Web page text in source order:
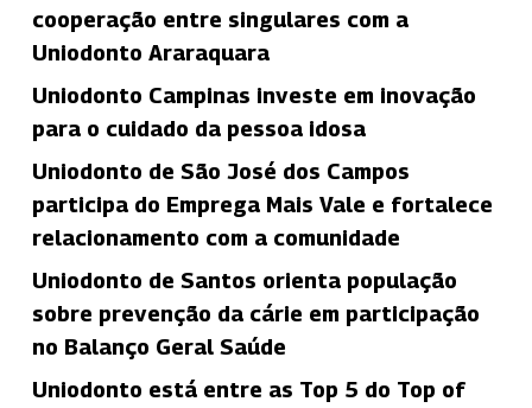
cooperação entre singulares com a
Uniodonto Araraquara
Uniodonto Campinas investe em inovação
para o cuidado da pessoa idosa
Uniodonto de São José dos Campos
participa do Emprega Mais Vale e fortalece
relacionamento com a comunidade
Uniodonto de Santos orienta população
sobre prevenção da cárie em participação
no Balanço Geral Saúde
Uniodonto está entre as Top 5 do Top of